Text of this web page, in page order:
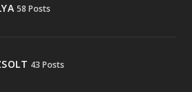
58 Posts
43 Posts